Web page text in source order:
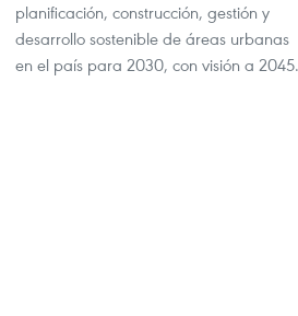
planificación, construcción, gestión y
desarrollo sostenible de áreas urbanas
en el país para 2030, con visión a 2045.